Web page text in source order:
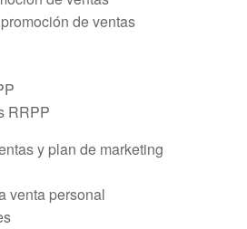
de ventas
RRPP
y plan de marketing
venta personal